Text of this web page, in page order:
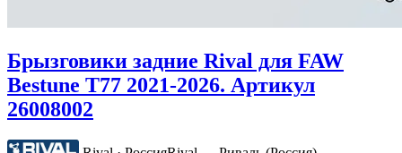
Брызговики задние Rival для FAW
Bestune T77 2021-2026. Артикул
26008002